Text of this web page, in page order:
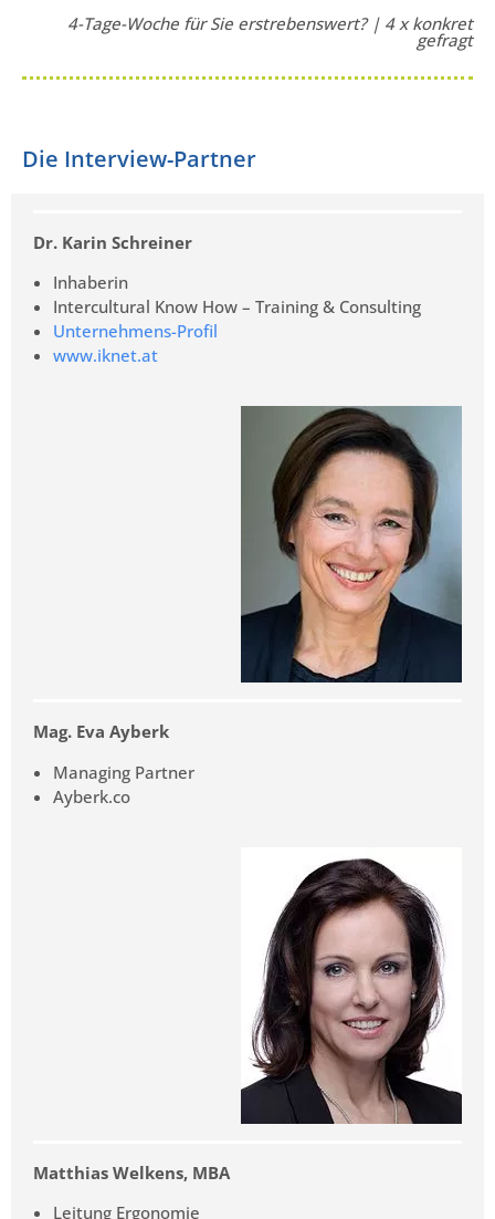
4-Tage-Woche für Sie erstrebenswert? | 4 x konkret
gefragt
Die Interview-Partner
Dr. Karin Schreiner
Inhaberin
Intercultural Know How – Training & Consulting
Unternehmens-Profil
www.iknet.at
Mag. Eva Ayberk
Managing Partner
Ayberk.co
Matthias Welkens, MBA
Leitung Ergonomie